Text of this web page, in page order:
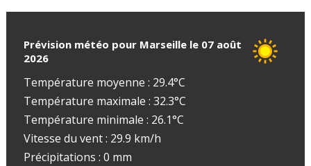
Prévision météo pour Marseille le 07 août
2026
Température moyenne : 29.4°C
Température maximale : 32.3°C
Température minimale : 26.1°C
Vitesse du vent : 29.9 km/h
Précipitations : 0 mm